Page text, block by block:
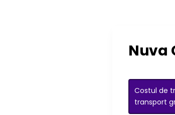
Nuva
Costul de
transport